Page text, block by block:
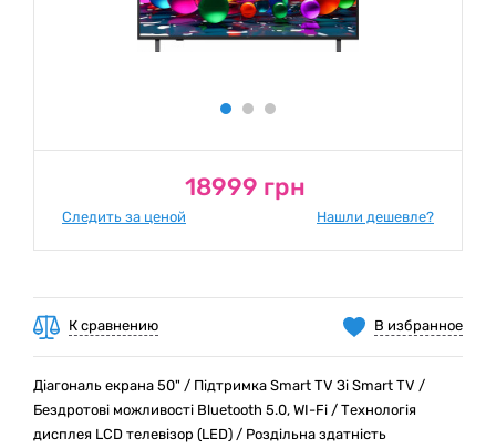
18999 грн
Следить за ценой Нашли дешевле?
В избранное
К сравнению
Діагональ екрана 50" / Підтримка Smart TV Зі Smart TV /
Бездротові можливості Bluetooth 5.0, WI-Fi / Технологія
дисплея LCD телевізор (LED) / Роздільна здатність